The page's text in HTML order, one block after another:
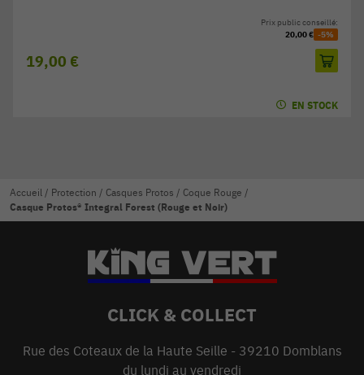
19,00 €
Prix public conseillé:
20,00 € -5%
EN STOCK
Accueil / Protection / Casques Protos / Coque Rouge /
Casque Protos® Integral Forest (Rouge et Noir)
CLICK & COLLECT
Rue des Coteaux de la Haute Seille - 39210 Domblans
du lundi au vendredi